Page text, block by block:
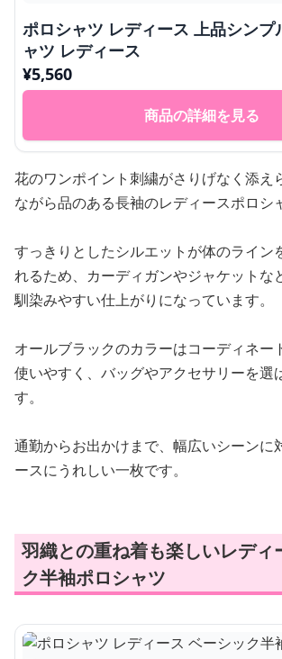
ポロシャツ レディース 上品シンプ
ャツ レディース
¥5,560
商品の詳細を見る
花のワンポイント刺繍がさりげなく添え
ながら品のある長袖のレディースポロシ
すっきりとしたシルエットが体のライン
れるため、カーディガンやジャケットな
馴染みやすい仕上がりになっています。
オールブラックのカラーはコーディネー
使いやすく、バッグやアクセサリーを選
す。
通勤からお出かけまで、幅広いシーンに
ースにうれしい一枚です。
羽織との重ね着も楽しいレディ
ク半袖ポロシャツ